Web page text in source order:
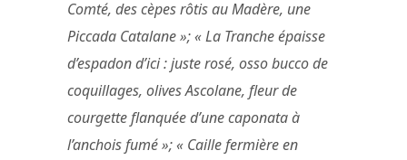
Comté, des cèpes rôtis au Madère, une
Piccada Catalane »; « La Tranche épaisse
d’espadon d’ici : juste rosé, osso bucco de
coquillages, olives Ascolane, fleur de
courgette flanquée d’une caponata à
l’anchois fumé »; « Caille fermière en